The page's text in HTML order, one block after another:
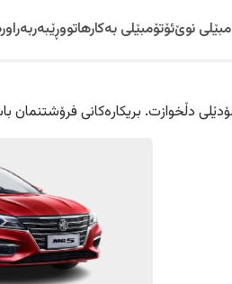
نوێئۆتۆمبێلی بەکارهاتووڕێبەر
مۆدێلی دڵخوازت. بریکارەکانی